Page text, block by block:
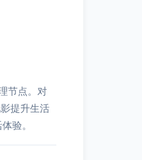
节点。对
提升生活
验。